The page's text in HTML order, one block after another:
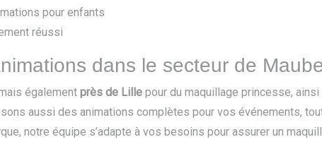
pour enfants
réussi
dans le secteur de
également près de Lille pour du maquillage princesse,
aussi des animations complètes pour vos événements,
notre équipe s’adapte à vos besoins pour assurer un